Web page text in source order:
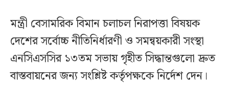
মন্ত্রী বেসামরিক বিমান চলাচল নিরাপত্তা বিষয়ক
দেশের সর্বোচ্চ নীতিনির্ধারণী ও সমন্বয়কারী সংস্থা
এনসিএসসির ১৩তম সভায় গৃহীত সিদ্ধান্তগুলো দ্রুত
বাস্তবায়নের জন্য সংশ্লিষ্ট কর্তৃপক্ষকে নির্দেশ দেন।